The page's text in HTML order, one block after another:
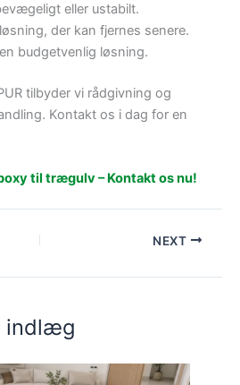
eller ustabilt.
der kan fjernes senere.
budgetvenlig løsning.
tilbyder vi rådgivning og
Kontakt os i dag for en
til trægulv – Kontakt os nu!
NEXT
indlæg